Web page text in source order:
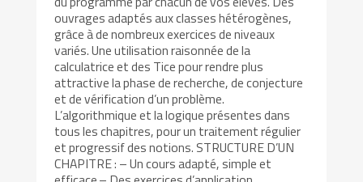
ouvrages adaptés aux classes hétérogènes,
grâce à de nombreux exercices de niveaux
variés. Une utilisation raisonnée de la
calculatrice et des Tice pour rendre plus
attractive la phase de recherche, de conjecture
et de vérification d’un problème.
L’algorithmique et la logique présentes dans
tous les chapitres, pour un traitement régulier
et progressif des notions. STRUCTURE D’UN
CHAPITRE : – Un cours adapté, simple et